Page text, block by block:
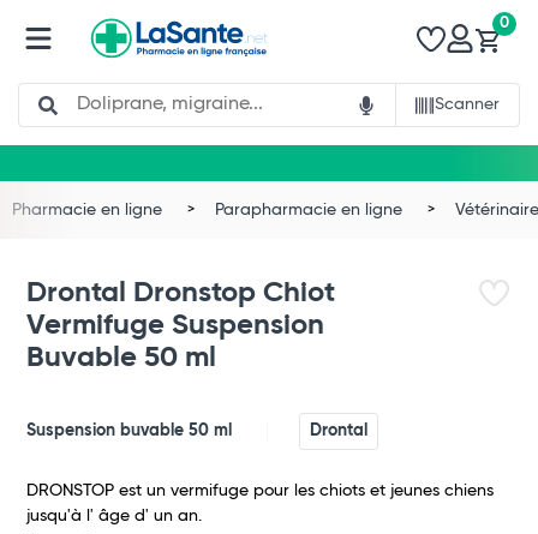
Search
Scanner
0
Pharmacie en ligne Parapharmacie en ligne
Drontal Dronstop Chiot
Vermifuge Suspension
Buvable 50 ml
Suspension buvable 50 ml Drontal
DRONSTOP est un vermifuge pour les chiots et jeunes chiens
jusqu'à l' âge d' un an.